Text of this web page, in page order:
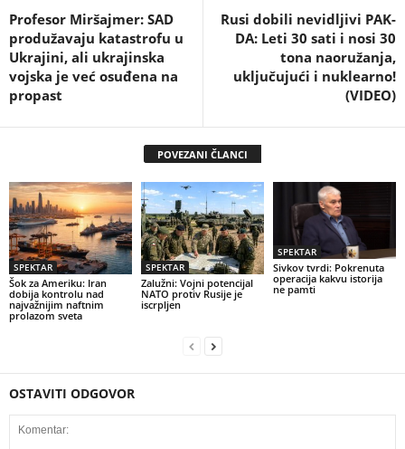
Profesor Miršajmer: SAD
produžavaju katastrofu u
Ukrajini, ali ukrajinska
vojska je već osuđena na
propast
Rusi dobili nevidljivi PAK-
DA: Leti 30 sati i nosi 30
tona naoružanja,
uključujući i nuklearno!
(VIDEO)
POVEZANI ČLANCI
SPEKTAR
Šok za Ameriku: Iran
dobija kontrolu nad
najvažnijim naftnim
prolazom sveta
SPEKTAR
Zalužni: Vojni potencijal
NATO protiv Rusije je
iscrpljen
SPEKTAR
Sivkov tvrdi: Pokrenuta
operacija kakvu istorija
ne pamti
OSTAVITI ODGOVOR